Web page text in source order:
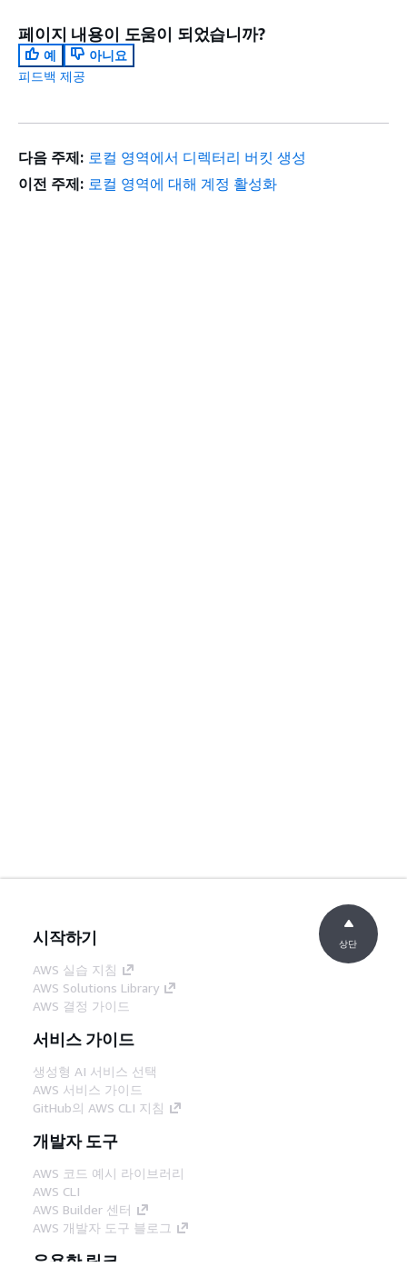
페이지 내용이 도움이 되었습니까?
예
아니요
피드백 제공
다음 주제: 로컬 영역에서 디렉터리 버킷 생성
이전 주제: 로컬 영역에 대해 계정 활성화
시작하기
AWS 실습 지침
AWS Solutions Library
AWS 결정 가이드
서비스 가이드
생성형 AI 서비스 선택
AWS 서비스 가이드
GitHub의 AWS CLI 지침
개발자 도구
AWS 코드 예시 라이브러리
AWS CLI
AWS Builder 센터
AWS 개발자 도구 블로그
유용한 링크
상단